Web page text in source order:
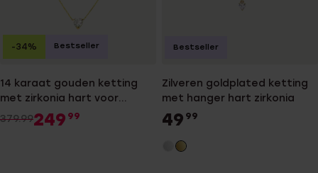
14 karaat gouden ketting
met zirkonia hart voor
dames
379.99249 99
-34% Bestseller
Zilveren goldplated ketting
met hanger hart zirkonia
49 99
Bestseller